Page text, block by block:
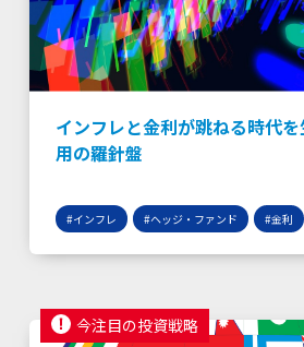
インフレと金利が跳ねる時代
用の羅針盤
#インフレ #ヘッジ・ファンド #金利
今注目の投資戦略